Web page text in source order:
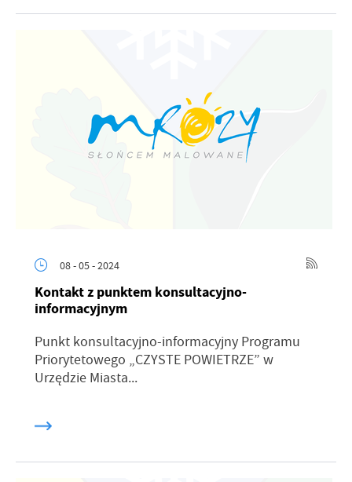
08 - 05 - 2024
Kontakt z punktem konsultacyjno-
informacyjnym
Punkt konsultacyjno-informacyjny Programu
Priorytetowego „CZYSTE POWIETRZE” w
Urzędzie Miasta...